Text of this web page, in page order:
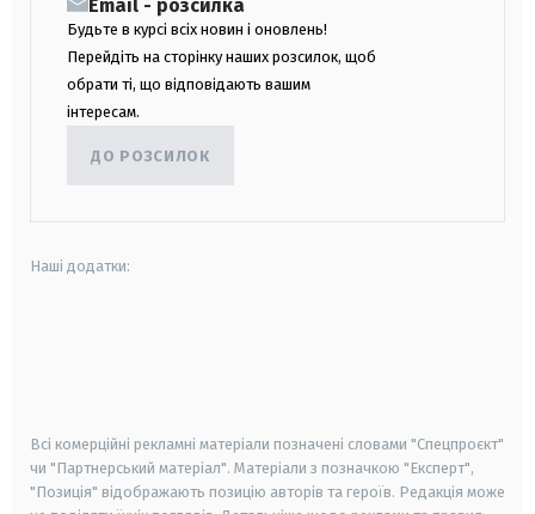
Email - розсилка
Будьте в курсі всіх новин і оновлень!
Перейдіть на сторінку наших розсилок, щоб
обрати ті, що відповідають вашим
інтересам.
ДО РОЗСИЛОК
Наші додатки:
Всі комерційні рекламні матеріали позначені словами "Спецпроєкт"
чи "Партнерський матеріал". Матеріали з позначкою "Експерт",
"Позиція" відображають позицію авторів та героїв. Редакція може